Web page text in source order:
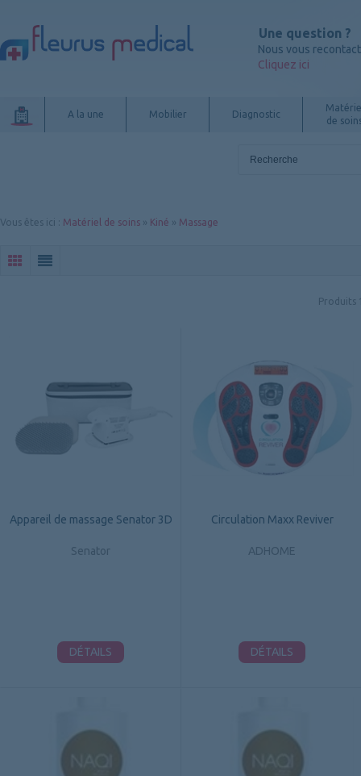
Une question ?
Nous vous
Cliquez ici
A la une Mobilier Diagnostic
de
Vous êtes ici Matériel de soins » Kiné » Massage
Produits
Appareil de massage Senator 3D
Senator
DÉTAILS
Circulation Maxx Reviver
ADHOME
DÉTAILS